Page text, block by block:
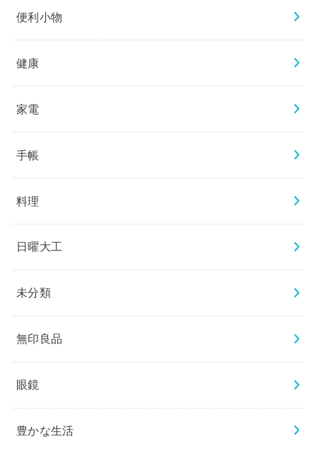
便利小物
健康
家電
手帳
料理
日曜大工
未分類
無印良品
眼鏡
豊かな生活